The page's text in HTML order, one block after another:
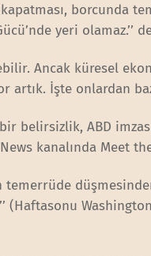
borcunda
yeri olamaz.’’
Ancak küresel
İşte onlardan
bir belirsizlik, ABD
kanalında Meet
temerrüde
(Haftasonu